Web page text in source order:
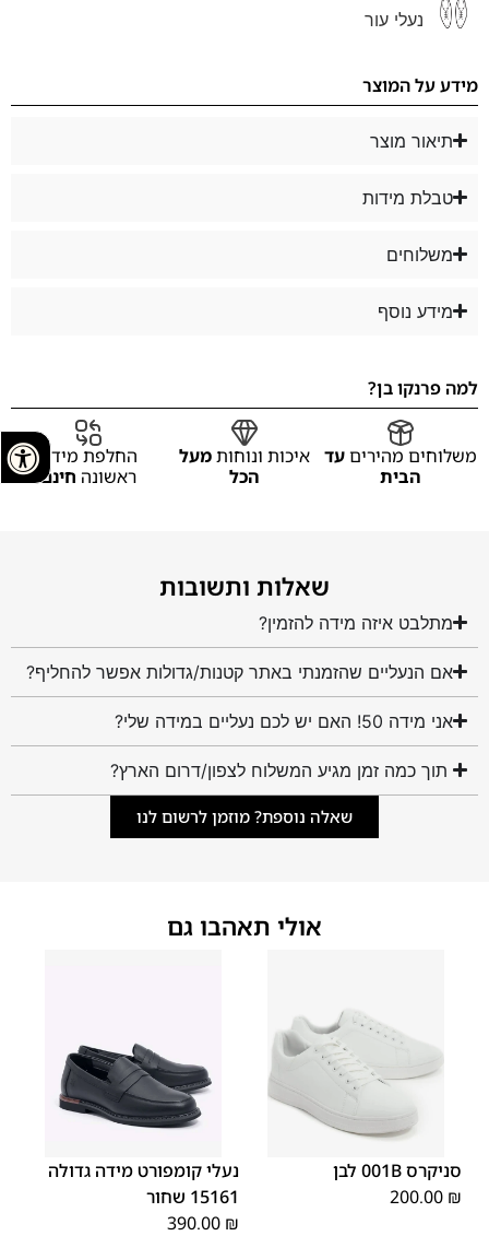
נעלי עור
מידע על המוצר
תיאור מוצר
טבלת מידות
משלוחים
מידע נוסף
למה פרנקו בן?
משלוחים מהיריםעד
הבית
איכות ונוחותמעל
הכל
החלפת מידה
ראשונה חינם
שאלות ותשובות
מתלבט איזה מידה להזמין?
אם הנעליים שהזמנתי באתר קטנות/גדולות אפשר להחליף?
אני מידה 50! האם יש לכם נעליים במידה שלי?
תוך כמה זמן מגיע המשלוח לצפון/דרום הארץ?
שאלה נוספת? מוזמן לרשום לנו
אולי תאהבו גם
סניקרס 001B לבן
200.00 ₪
נעלי קומפורט מידה גדולה
15161 שחור
390.00 ₪